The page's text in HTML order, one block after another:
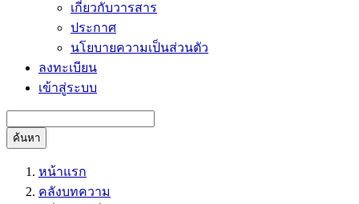
เกี่ยวกับวารสาร
ประกาศ
นโยบายความเป็นส่วนตัว
ลงทะเบียน
เข้าสู่ระบบ
ค้นหา
หน้าแรก
คลังบทความ